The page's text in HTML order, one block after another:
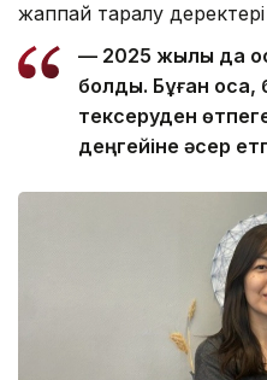
жаппай таралу деректері
— 2025 жылы да
болды. Бұған қоса,
тексеруден
деңгейіне әсер